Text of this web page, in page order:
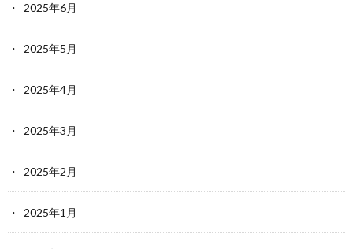
2025年6月
2025年5月
2025年4月
2025年3月
2025年2月
2025年1月